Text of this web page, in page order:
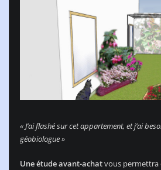
« J’ai flashé sur cet appartement, et j’ai
géobiologue »
Une étude avant-achatvous permettra